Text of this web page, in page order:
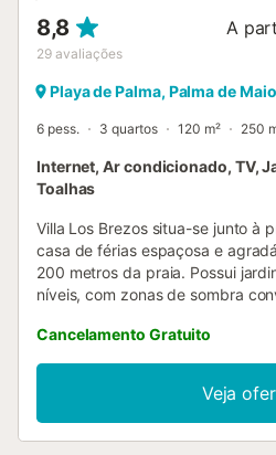
8,8
29 avaliações
A
Playa de Palma, Palma de
6 pess. 3 quartos 120 m² 250
Internet, Ar condicionado, TV,
Toalhas
Villa Los Brezos situa-se junto à
casa de férias espaçosa e
200 metros da praia. Possui
níveis, com zonas de sombra
de uma refeição exterior. Há
ao sol. A casa tem 3 quartos
de casal e os outros dois com 2
cozinha é espaçosa, mobilada e
fibra ótica de 100MG e televisão
Cancelamento Gratuito
Veja